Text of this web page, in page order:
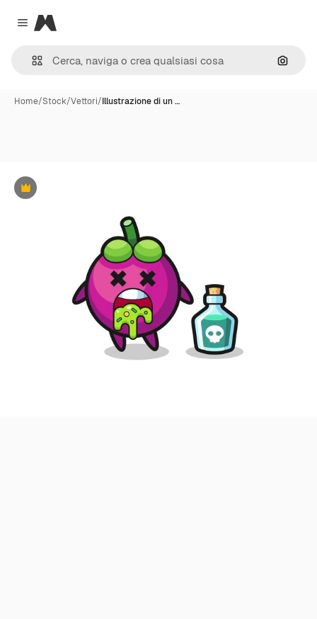
Close menu
Magnific
Cerca
Home/Stock/Vettori/Illustrazione di un …
Premium